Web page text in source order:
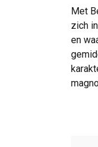
Met
zich
en